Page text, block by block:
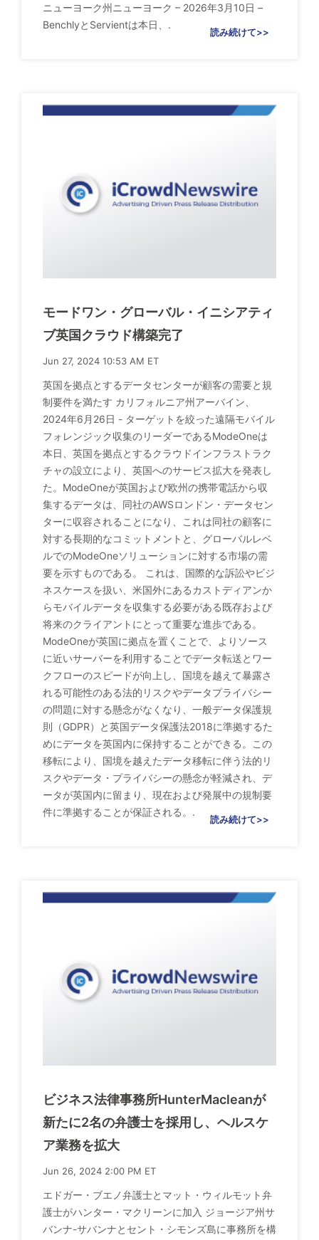
ニューヨーク州ニューヨーク – 2026年3月10日 –
BenchlyとServientは本日、.
読み続けて>>
モードワン・グローバル・イニシアティ
ブ英国クラウド構築完了
Jun 27, 2024 10:53 AM ET
英国を拠点とするデータセンターが顧客の需要と規
制要件を満たす カリフォルニア州アーバイン、
2024年6月26日 - ターゲットを絞った遠隔モバイル
フォレンジック収集のリーダーであるModeOneは
本日、英国を拠点とするクラウドインフラストラク
チャの設立により、英国へのサービス拡大を発表し
た。ModeOneが英国および欧州の携帯電話から収
集するデータは、同社のAWSロンドン・データセン
ターに収容されることになり、これは同社の顧客に
対する長期的なコミットメントと、グローバルレベ
ルでのModeOneソリューションに対する市場の需
要を示すものである。 これは、国際的な訴訟やビジ
ネスケースを扱い、米国外にあるカストディアンか
らモバイルデータを収集する必要がある既存および
将来のクライアントにとって重要な進歩である。
ModeOneが英国に拠点を置くことで、よりソース
に近いサーバーを利用することでデータ転送とワー
クフローのスピードが向上し、国境を越えて暴露さ
れる可能性のある法的リスクやデータプライバシー
の問題に対する懸念がなくなり、一般データ保護規
則（GDPR）と英国データ保護法2018に準拠するた
めにデータを英国内に保持することができる。この
移転により、国境を越えたデータ移転に伴う法的リ
スクやデータ・プライバシーの懸念が軽減され、デ
ータが英国内に留まり、現在および発展中の規制要
件に準拠することが保証される。.
読み続けて>>
ビジネス法律事務所HunterMacleanが
新たに2名の弁護士を採用し、ヘルスケ
ア業務を拡大
Jun 26, 2024 2:00 PM ET
エドガー・ブエノ弁護士とマット・ウィルモット弁
護士がハンター・マクリーンに加入 ジョージア州サ
バンナ-サバンナとセント・シモンズ島に事務所を構